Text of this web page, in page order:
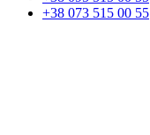
+38 073 515 00 55